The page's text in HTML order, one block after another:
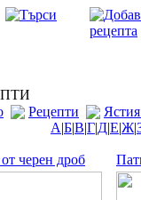
Рецепти
А|Б|В|Г|Д|Е|Ж|
черен дроб